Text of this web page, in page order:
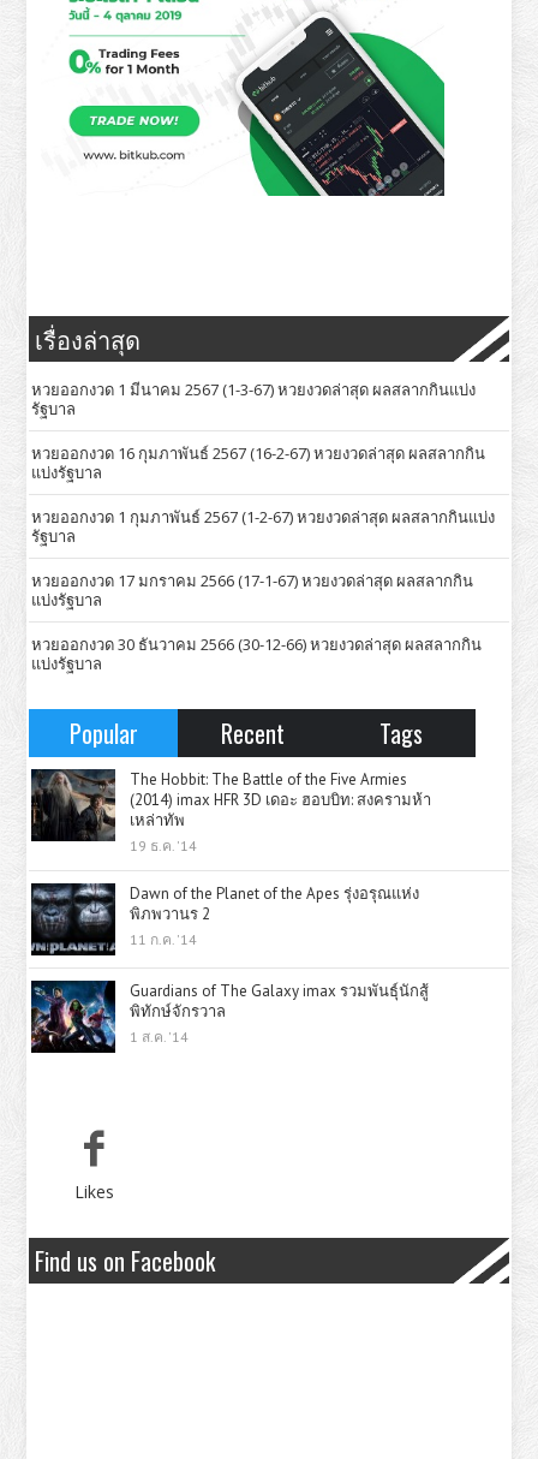
เรื่องล่าสุด
หวยออกงวด 1 มีนาคม 2567 (1-3-67) หวยงวดล่าสุด ผลสลากกินแบ่ง
รัฐบาล
หวยออกงวด 16 กุมภาพันธ์ 2567 (16-2-67) หวยงวดล่าสุด ผลสลากกิน
แบ่งรัฐบาล
หวยออกงวด 1 กุมภาพันธ์ 2567 (1-2-67) หวยงวดล่าสุด ผลสลากกินแบ่ง
รัฐบาล
หวยออกงวด 17 มกราคม 2566 (17-1-67) หวยงวดล่าสุด ผลสลากกิน
แบ่งรัฐบาล
หวยออกงวด 30 ธันวาคม 2566 (30-12-66) หวยงวดล่าสุด ผลสลากกิน
แบ่งรัฐบาล
Popular Recent Tags
The Hobbit: The Battle of the Five Armies
(2014) imax HFR 3D เดอะ ฮอบบิท: สงครามห้า
เหล่าทัพ
19 ธ.ค. '14
Dawn of the Planet of the Apes รุ่งอรุณแห่ง
พิภพวานร 2
11 ก.ค. '14
Guardians of The Galaxy imax รวมพันธุ์นักสู้
พิทักษ์จักรวาล
1 ส.ค. '14
Likes
Find us on Facebook